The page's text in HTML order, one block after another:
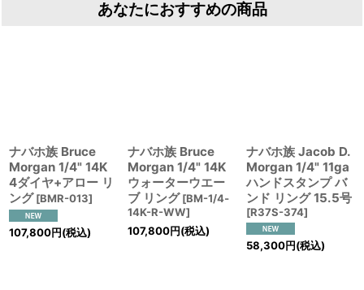
あなたにおすすめの商品
ナバホ族 Bruce
Morgan 1/4" 14K
4ダイヤ+アロー リ
ング [BMR-013]
107,800円(税込)
ナバホ族 Bruce
Morgan 1/4" 14K
ウォーターウエー
ブ リング [BM-1/4‐
14K-R-WW]
107,800円(税込)
ナバホ族 Jacob D.
Morgan 1/4" 11ga
ハンドスタンプ バ
ンド リング 15.5号
[R37S-374]
58,300円(税込)